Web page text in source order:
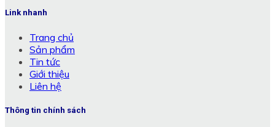
Link nhanh
Trang chủ
Sản phẩm
Tin tức
Giới thiệu
Liên hệ
Thông tin chính sách